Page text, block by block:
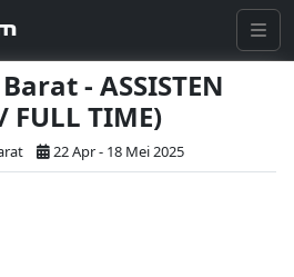
- ASSISTEN
FULL TIME)
22 Apr - 18 Mei 2025